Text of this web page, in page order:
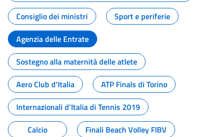
Consiglio dei ministri
Sport e periferie
Agenzia delle Entrate
Sostegno alla maternità delle atlete
Aero Club d'Italia
ATP Finals di Torino
Internazionali d'Italia di Tennis 2019
Calcio
Finali Beach Volley FIBV